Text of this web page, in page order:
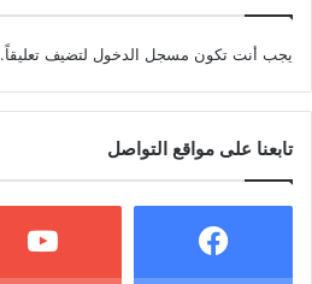
يجب أنت تكون مسجل الدخول لتضيف تعليقاً.
تابعنا على مواقع التواصل